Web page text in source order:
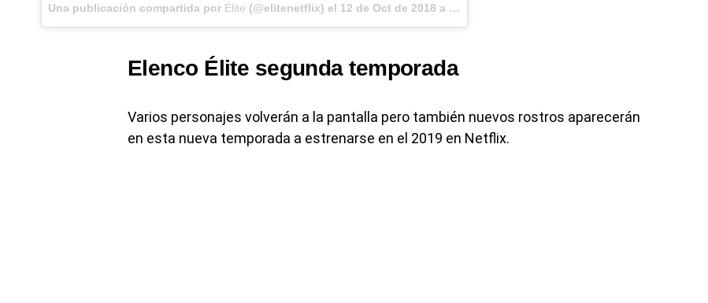
Una publicación compartida por Élite (@elitenetflix) el 12 de Oct de 2018 a las 6:58 PDT
Elenco Élite segunda temporada
Varios personajes volverán a la pantalla pero también nuevos rostros aparecerán
en esta nueva temporada a estrenarse en el 2019 en Netflix.